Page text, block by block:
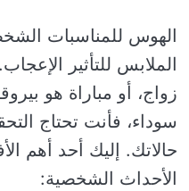
الهوس للمناسبات
الملابس للتأثير
زواج، أو مباراة هو
سوداء، فأنت تحتاج
حالاتك. إليك أحد أهم
الأحداث الشخصية: